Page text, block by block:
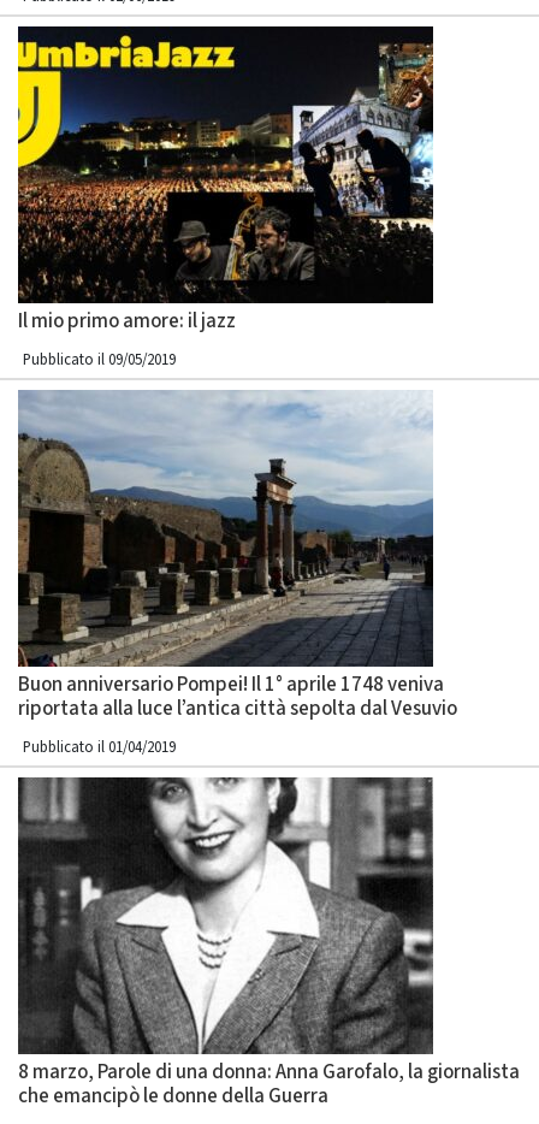
Il mio primo amore: il jazz
Pubblicato il 09/05/2019
Buon anniversario Pompei! Il 1° aprile 1748 veniva
riportata alla luce l’antica città sepolta dal Vesuvio
Pubblicato il 01/04/2019
8 marzo, Parole di una donna: Anna Garofalo, la giornalista
che emancipò le donne della Guerra